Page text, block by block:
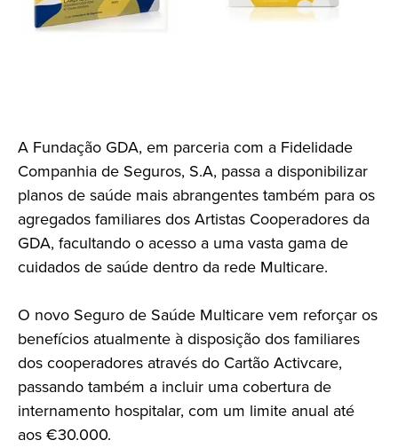
A Fundação GDA, em parceria com a Fidelidade
Companhia de Seguros, S.A, passa a disponibilizar
planos de saúde mais abrangentes também para os
agregados familiares dos Artistas Cooperadores da
GDA, facultando o acesso a uma vasta gama de
cuidados de saúde dentro da rede Multicare.
O novo Seguro de Saúde Multicare vem reforçar os
benefícios atualmente à disposição dos familiares
dos cooperadores através do Cartão Activcare,
passando também a incluir uma cobertura de
internamento hospitalar, com um limite anual até
aos €30.000.